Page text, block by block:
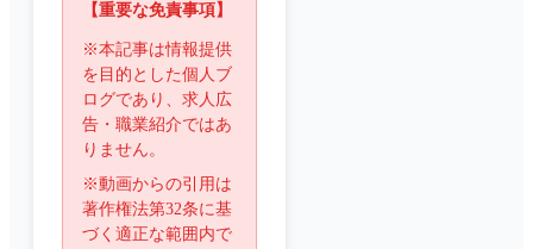
【重要な免責事項】
※本記事は情報提供
を目的とした個人ブ
ログであり、求人広
告・職業紹介ではあ
りません。
※動画からの引用は
著作権法第32条に基
づく適正な範囲内で